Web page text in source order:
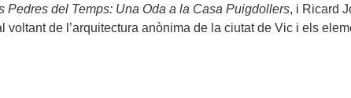
Pedres del Temps: Una Oda a la Casa Puigdollers, i Ricard
voltant de l’arquitectura anònima de la ciutat de Vic i els